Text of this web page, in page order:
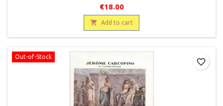
ouvrage solide, papier jauni , occasion.
€18.00
 Add to cart
Out-of-Stock
favorite_border